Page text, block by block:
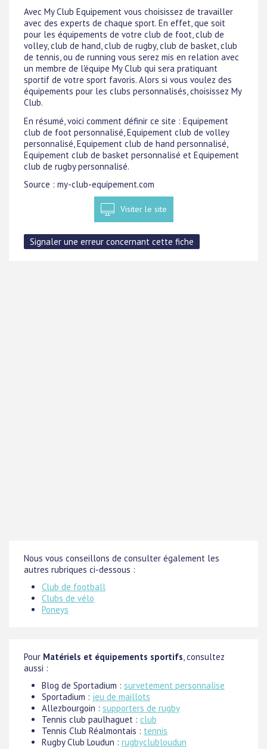
Avec My Club Equipement vous choisissez de travailler
avec des experts de chaque sport. En effet, que soit
pour les équipements de votre club de foot, club de
volley, club de hand, club de rugby, club de basket, club
de tennis, ou de running vous serez mis en relation avec
un membre de l'équipe My Club qui sera pratiquant
sportif de votre sport favoris. Alors si vous voulez des
équipements pour les clubs personnalisés, choisissez My
Club.
En résumé, voici comment définir ce site : Equipement
club de foot personnalisé, Equipement club de volley
personnalisé, Equipement club de hand personnalisé,
Equipement club de basket personnalisé et Equipement
club de rugby personnalisé.
Source : my-club-equipement.com
Visiter le site
Nous vous conseillons de consulter également les
autres rubriques ci-dessous :
Club de football
Clubs de vélo
Poneys
Pour Matériels et équipements sportifs, consultez
aussi :
Blog de Sportadium : survetement personnalise
Sportadium : jeu de maillots
Allezbourgoin : supporters de rugby
Tennis club paulhaguet : club
Tennis Club Réalmontais : tennis
Rugby Club Loudun : rugbyclubloudun